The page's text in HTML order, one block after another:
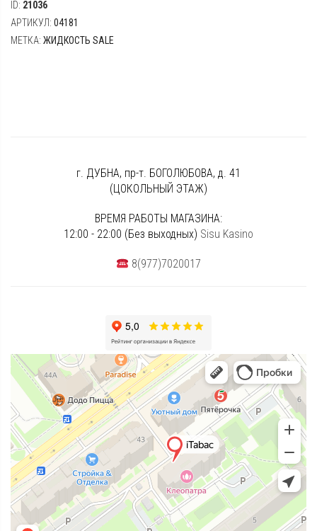
ID: 21036
АРТИКУЛ: 04181
МЕТКА: ЖИДКОСТЬ SALE
г. ДУБНА, пр-т. БОГОЛЮБОВА, д. 41
(ЦОКОЛЬНЫЙ ЭТАЖ)
ВРЕМЯ РАБОТЫ МАГАЗИНА:
12:00 - 22:00 (Без выходных) Sisu Kasino
8(977)7020017